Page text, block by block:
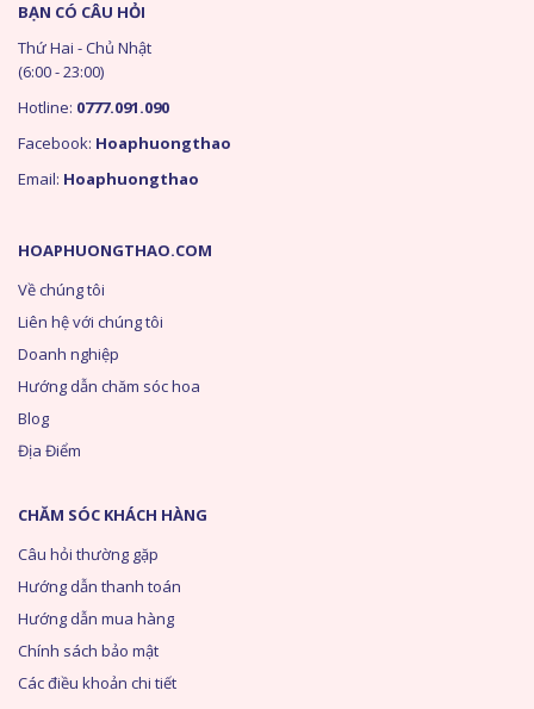
HOAPHUONGTHAO.COM
Về chúng tôi
Liên hệ với chúng tôi
Doanh nghiệp
Hướng dẫn chăm sóc hoa
Blog
Địa Điểm
CHĂM SÓC KHÁCH HÀNG
Câu hỏi thường gặp
Hướng dẫn thanh toán
Hướng dẫn mua hàng
Chính sách bảo mật
Các điều khoản chi tiết
BẠN CÓ CÂU HỎI
Thứ Hai - Chủ Nhật
(6:00 - 23:00)
Hotline: 0777.091.090
Facebook: Hoaphuongthao
Email: Hoaphuongthao